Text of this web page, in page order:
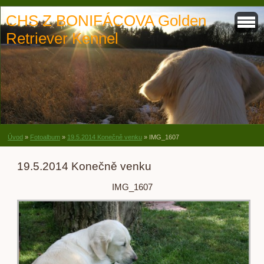
CHS Z BONIFÁCOVA Golden
Retriever Kennel
Úvod » Fotoalbum » 19.5.2014 Konečně venku » IMG_1607
19.5.2014 Konečně venku
IMG_1607